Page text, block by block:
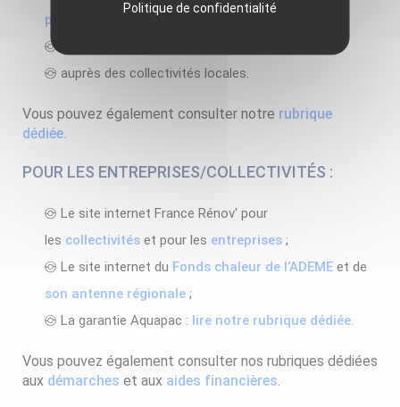
particuliers
auprès des collectivités locales.
Vous pouvez également consulter notre rubrique
dédiée.
POUR LES ENTREPRISES/COLLECTIVITÉS :
Le site internet France Rénov' pour
les collectivités et pour les entreprises ;
Le site internet du Fonds chaleur de l’ADEME et de
son antenne régionale ;
La garantie Aquapac : lire notre rubrique dédiée.
Vous pouvez également consulter nos rubriques dédiées
aux démarches et aux aides financières.
Politique de confidentialité